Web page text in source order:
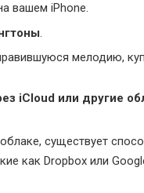
вашем iPhone.
.
мелодию,
iCloud или другие
существует
как Dropbox или